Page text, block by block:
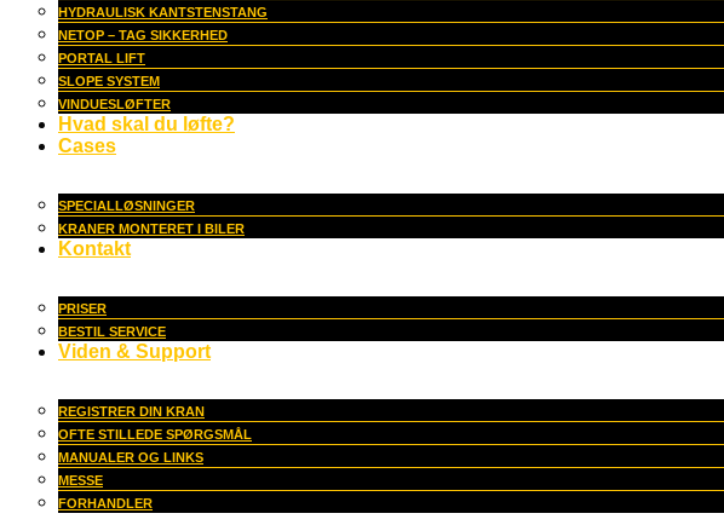
HYDRAULISK KANTSTENSTANG
NETOP – TAG SIKKERHED
PORTAL LIFT
SLOPE SYSTEM
VINDUESLØFTER
Hvad skal du løfte?
Cases
SPECIALLØSNINGER
KRANER MONTERET I BILER
Kontakt
PRISER
BESTIL SERVICE
Viden & Support
REGISTRER DIN KRAN
OFTE STILLEDE SPØRGSMÅL
MANUALER OG LINKS
MESSE
FORHANDLER